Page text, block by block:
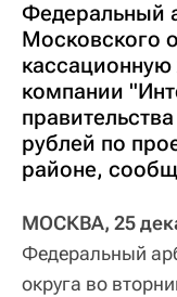
Федеральный
Московского
кассационную
компании
рублей по
районе,
МОСКВА, 25
Федеральный
округа во